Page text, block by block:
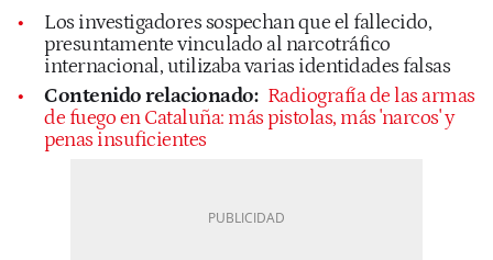
Los investigadores sospechan que el fallecido,
presuntamente vinculado al narcotráfico
internacional, utilizaba varias identidades falsas
Contenido relacionado: Radiografía de las armas
de fuego en Cataluña: más pistolas, más 'narcos' y
penas insuficientes